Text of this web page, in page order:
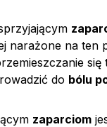
narażone na ten
do bólu
zaparciom